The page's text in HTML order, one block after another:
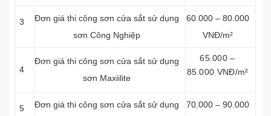
3
Đơn giá thi công sơn cửa sắt sử dụng
sơn Công Nghiệp
60.000 – 80.000
VNĐ/m²
4
Đơn giá thi công sơn cửa sắt sử dụng
sơn Maxiilite
65.000 –
85.000 VNĐ/m²
5
Đơn giá thi công sơn cửa sắt sử dụng
70.000 – 90.000